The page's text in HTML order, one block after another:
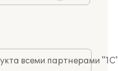
всеми партнерами